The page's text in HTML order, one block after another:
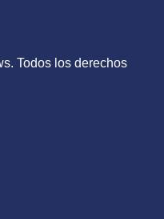
Todos los derechos